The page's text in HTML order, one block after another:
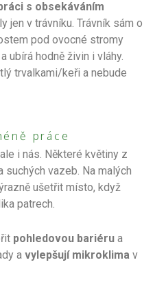
s obsekáváním
jen v trávníku. Trávník sám o
pod ovocné stromy
ubírá hodně živin i vláhy.
trvalkami/keři a nebude
práce
i nás. Některé květiny z
suchých vazeb. Na malých
ušetřit místo, když
patrech.
pohledovou bariéru a
a vylepšují mikroklima v